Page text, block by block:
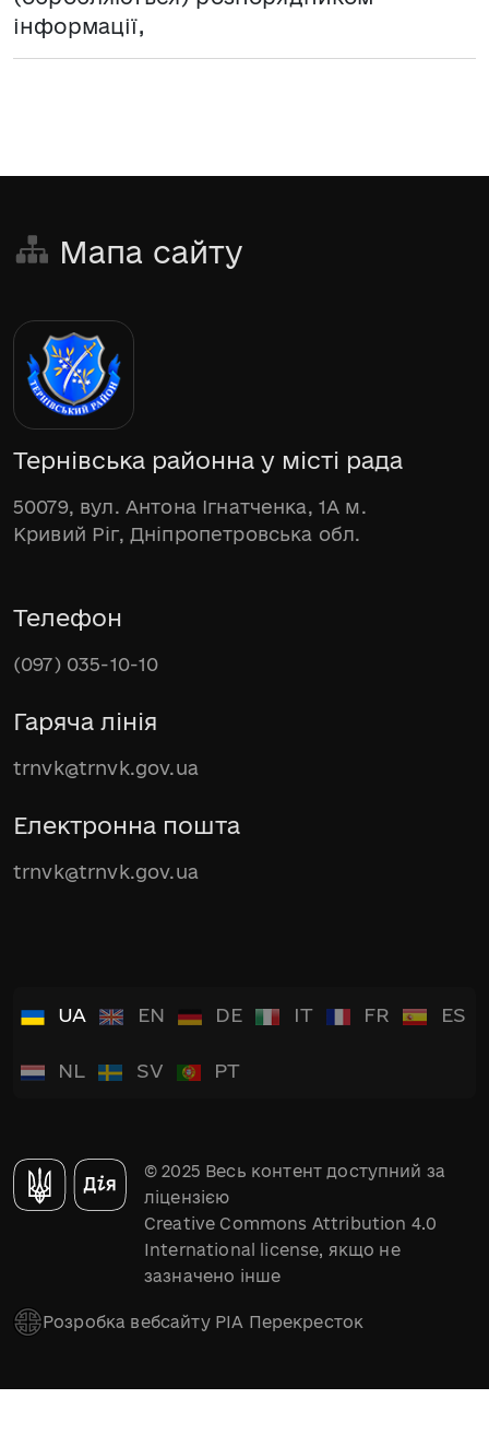
інформації,
Мапа сайту
Тернівська районна у місті рада
50079, вул. Антона Ігнатченка, 1А м.
Кривий Ріг, Дніпропетровська обл.
Телефон
(097) 035-10-10
Гаряча лінія
trnvk@trnvk.gov.ua
Електронна пошта
trnvk@trnvk.gov.ua
UA EN DE IT FR ES
NL SV PT
© 2025 Весь контент доступний за
ліцензією
Creative Commons Attribution 4.0
International license, якщо не
зазначено інше
Розробка вебсайту РІА Перекресток